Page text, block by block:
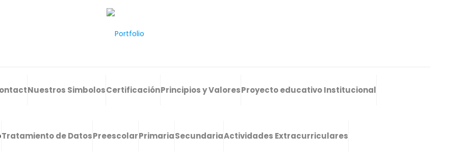
Nuestros SimbolosCertificaciónPrincipios y ValoresProyecto educativo Institucional
Tratamiento de DatosPreescolarPrimariaSecundariaActividades Extracurriculares